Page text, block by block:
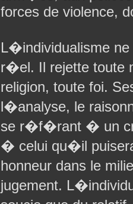
forces de violence,
L�individualisme ne
r�el. Il rejette toute
religion, toute foi.
l�analyse, le
se r�f�rant � un
� celui qu�il
honneur dans le
jugement.